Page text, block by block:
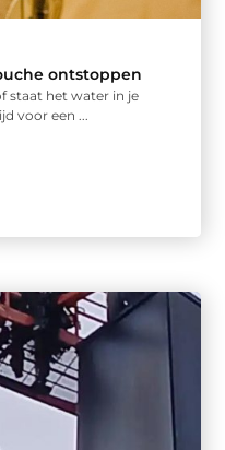
ontstoppen
staat het water in je
voor een ...